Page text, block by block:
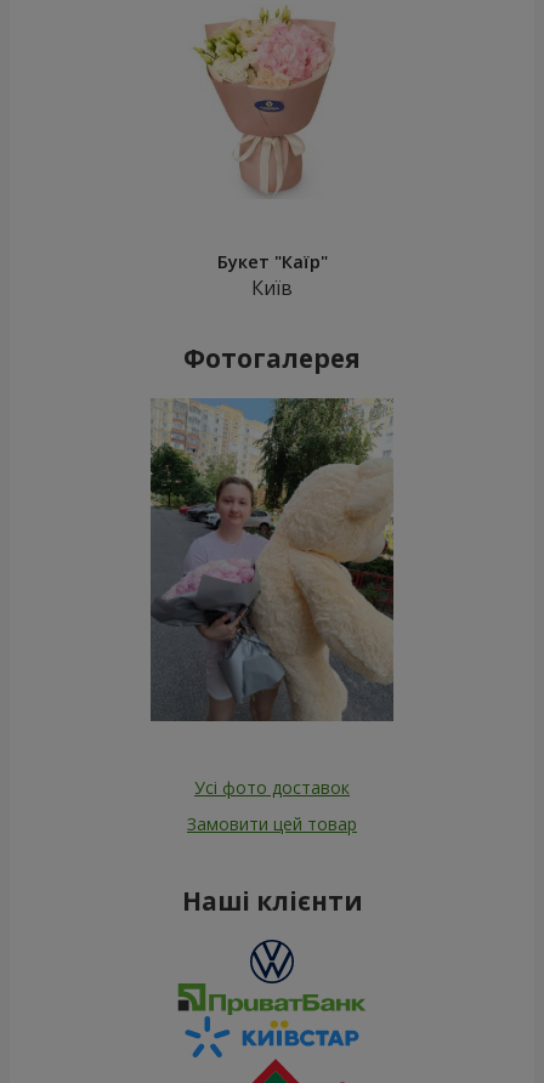
Букет "Каїр"
Київ
Фотогалерея
Усі фото доставок
Замовити цей товар
Наші клієнти